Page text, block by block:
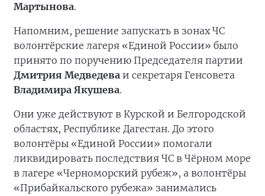
Мартынова.
Напомним, решение запускать в зонах ЧС
волонтёрские лагеря «Единой России» было
принято по поручению Председателя партии
Дмитрия Медведева и секретаря Генсовета
Владимира Якушева.
Они уже действуют в Курской и Белгородской
областях, Республике Дагестан. До этого
волонтёры «Единой России» помогали
ликвидировать последствия ЧС в Чёрном море
в лагере «Черноморский рубеж», а волонтёры
«Прибайкальского рубежа» занимались